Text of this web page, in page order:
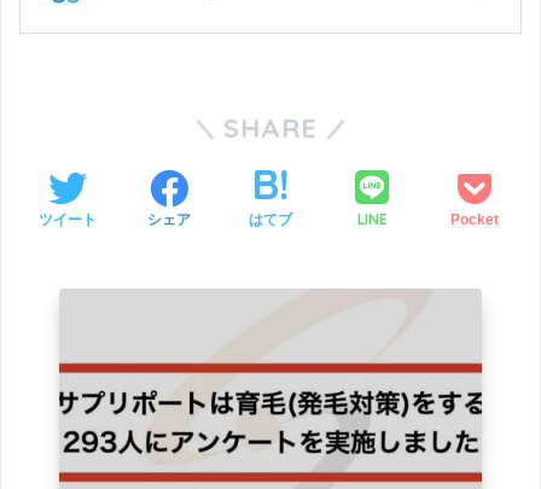
SHARE
ツイート シェア はてブ LINE Pocket